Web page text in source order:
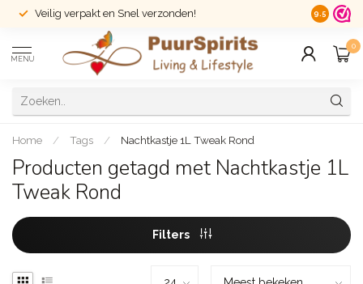
Veilig verpakt en Snel verzonden! 14 dagen
9.5
MENU
0
Home / Tags / Nachtkastje 1L Tweak Rond
Producten getagd met Nachtkastje 1L
Tweak Rond
Filters